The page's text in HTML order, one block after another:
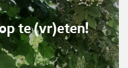
te (vr)eten!